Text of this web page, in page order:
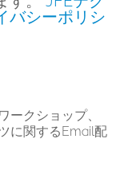
バシーポリシ
ークショップ、
に関するEmail配